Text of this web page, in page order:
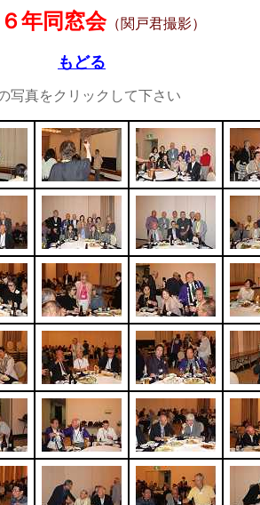
年同窓会（関戸君撮影）
もどる
写真をクリックして下さい